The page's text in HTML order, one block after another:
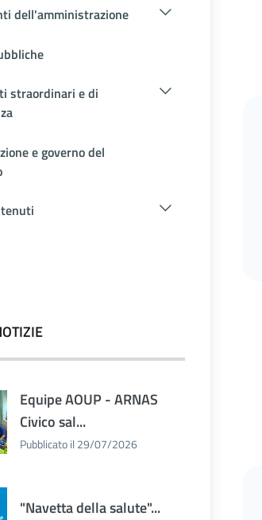
dell'amministrazione
straordinari e di
e governo del
Equipe AOUP - ARNAS
Civico sal...
Pubblicato il 29/07/2026
"Navetta della salute"...